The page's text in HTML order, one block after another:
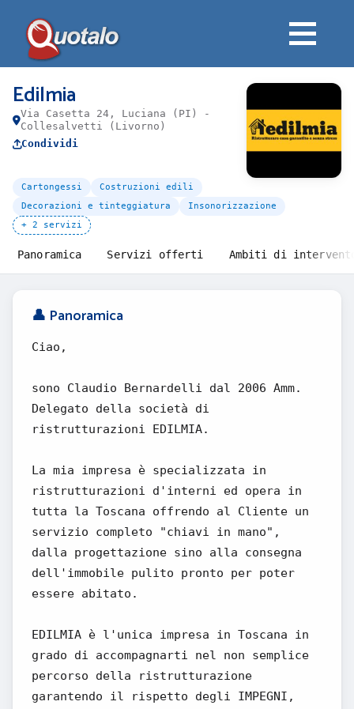
Edilmia
Via Casetta 24, Luciana (PI) -
Collesalvetti (Livorno)
Condividi
Cartongessi
Costruzioni edili
Decorazioni e tinteggiatura
Insonorizzazione
+ 2 servizi
Panoramica Servizi offerti Ambiti di
👤 Panoramica
Ciao,
sono Claudio Bernardelli dal 2006 Amm.
Delegato della società di
ristrutturazioni EDILMIA.
La mia impresa è specializzata in
ristrutturazioni d'interni ed opera in
tutta la Toscana offrendo al Cliente un
servizio completo "chiavi in mano",
dalla progettazione sino alla consegna
dell'immobile pulito pronto per poter
essere abitato.
EDILMIA è l'unica impresa in Toscana in
grado di accompagnarti nel non semplice
percorso della ristrutturazione
garantendo il rispetto degli IMPEGNI,